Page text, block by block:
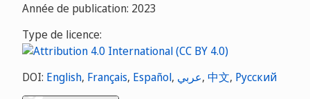
Année de publication: 2023
Type de licence:
DOI: English, Français, Español, عربي, 中文, Русский